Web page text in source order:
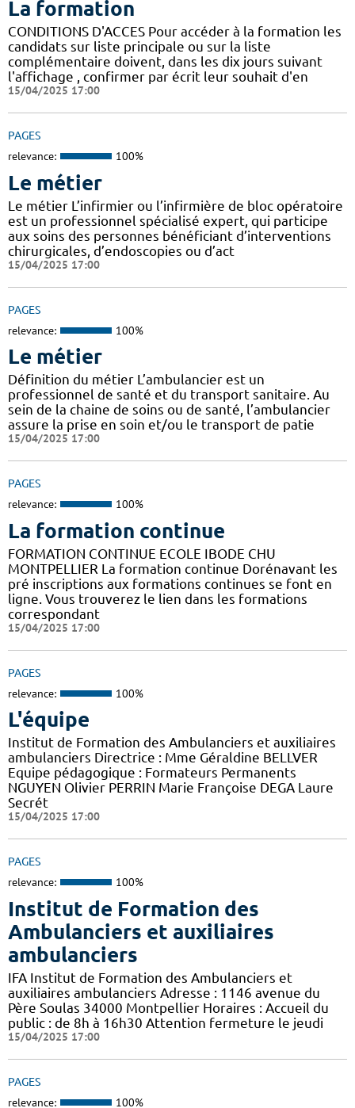
La formation
CONDITIONS D'ACCES Pour accéder à la formation les
candidats sur liste principale ou sur la liste
complémentaire doivent, dans les dix jours suivant
l'affichage , confirmer par écrit leur souhait d'en
15/04/2025 17:00
PAGES
relevance: 100%
Le métier
Le métier L’infirmier ou l’infirmière de bloc opératoire
est un professionnel spécialisé expert, qui participe
aux soins des personnes bénéficiant d’interventions
chirurgicales, d’endoscopies ou d’act
15/04/2025 17:00
PAGES
relevance: 100%
Le métier
Définition du métier L’ambulancier est un
professionnel de santé et du transport sanitaire. Au
sein de la chaine de soins ou de santé, l’ambulancier
assure la prise en soin et/ou le transport de patie
15/04/2025 17:00
PAGES
relevance: 100%
La formation continue
FORMATION CONTINUE ECOLE IBODE CHU
MONTPELLIER La formation continue Dorénavant les
pré inscriptions aux formations continues se font en
ligne. Vous trouverez le lien dans les formations
correspondant
15/04/2025 17:00
PAGES
relevance: 100%
L'équipe
Institut de Formation des Ambulanciers et auxiliaires
ambulanciers Directrice : Mme Géraldine BELLVER
Equipe pédagogique : Formateurs Permanents
NGUYEN Olivier PERRIN Marie Françoise DEGA Laure
Secrét
15/04/2025 17:00
PAGES
relevance: 100%
Institut de Formation des
Ambulanciers et auxiliaires
ambulanciers
IFA Institut de Formation des Ambulanciers et
auxiliaires ambulanciers Adresse : 1146 avenue du
Père Soulas 34000 Montpellier Horaires : Accueil du
public : de 8h à 16h30 Attention fermeture le jeudi
15/04/2025 17:00
PAGES
relevance: 100%